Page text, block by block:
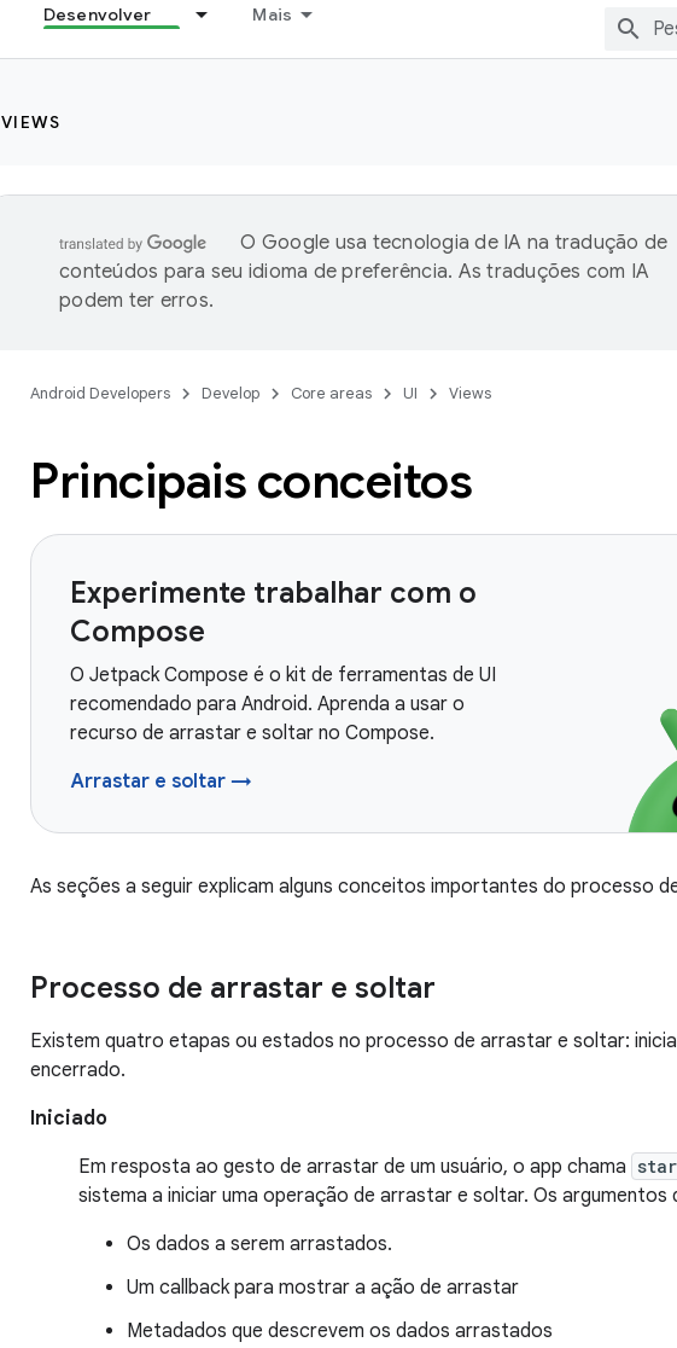
Desenvolver Mais
VIEWS
O Google usa tecnologia de IA na tradução de
conteúdos para seu idioma de preferência. As traduções com IA
podem ter erros.
Android Developers Develop Core areas UI Views
Principais conceitos
Experimente trabalhar com o
Compose
O Jetpack Compose é o kit de ferramentas de UI
recomendado para Android. Aprenda a usar o
recurso de arrastar e soltar no Compose.
Arrastar e soltar →
As seções a seguir explicam alguns conceitos importantes do processo
Processo de arrastar e soltar
Existem quatro etapas ou estados no processo de arrastar e soltar:
encerrado.
Iniciado
Em resposta ao gesto de arrastar de um usuário, o app chama
sistema a iniciar uma operação de arrastar e soltar. Os
Os dados a serem arrastados.
Um callback para mostrar a ação de arrastar
Metadados que descrevem os dados arrastados